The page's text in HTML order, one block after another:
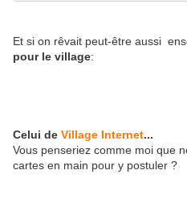
Et si on rêvait peut-être aussi
pour le village:
Celui de Village Internet...
Vous penseriez comme moi que
cartes en main pour y postuler ?